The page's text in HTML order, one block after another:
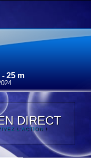
25 m
DIRECT
L'ACTION !